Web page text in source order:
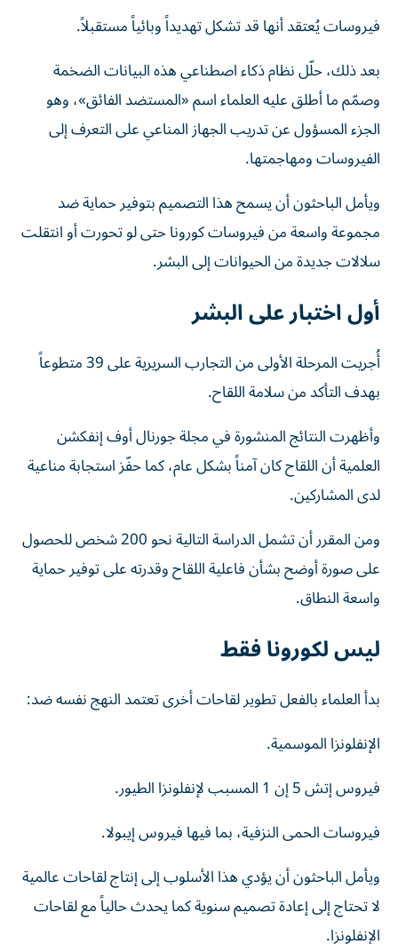
فيروسات يُعتقد أنها قد تشكل تهديداً وبائياً مستقبلاً.
بعد ذلك، حلّل نظام ذكاء اصطناعي هذه البيانات الضخمة
وصمّم ما أطلق عليه العلماء اسم «المستضد الفائق»، وهو
الجزء المسؤول عن تدريب الجهاز المناعي على التعرف إلى
الفيروسات ومهاجمتها.
ويأمل الباحثون أن يسمح هذا التصميم بتوفير حماية ضد
مجموعة واسعة من فيروسات كورونا حتى لو تحورت أو انتقلت
سلالات جديدة من الحيوانات إلى البشر.
أول اختبار على البشر
أُجريت المرحلة الأولى من التجارب السريرية على 39 متطوعاً
بهدف التأكد من سلامة اللقاح.
وأظهرت النتائج المنشورة في مجلة جورنال أوف إنفكشن
العلمية أن اللقاح كان آمناً بشكل عام، كما حفّز استجابة مناعية
لدى المشاركين.
ومن المقرر أن تشمل الدراسة التالية نحو 200 شخص للحصول
على صورة أوضح بشأن فاعلية اللقاح وقدرته على توفير حماية
واسعة النطاق.
ليس لكورونا فقط
بدأ العلماء بالفعل تطوير لقاحات أخرى تعتمد النهج نفسه ضد:
الإنفلونزا الموسمية.
فيروس إتش 5 إن 1 المسبب لإنفلونزا الطيور.
فيروسات الحمى النزفية، بما فيها فيروس إيبولا.
ويأمل الباحثون أن يؤدي هذا الأسلوب إلى إنتاج لقاحات عالمية
لا تحتاج إلى إعادة تصميم سنوية كما يحدث حالياً مع لقاحات
الإنفلونزا.